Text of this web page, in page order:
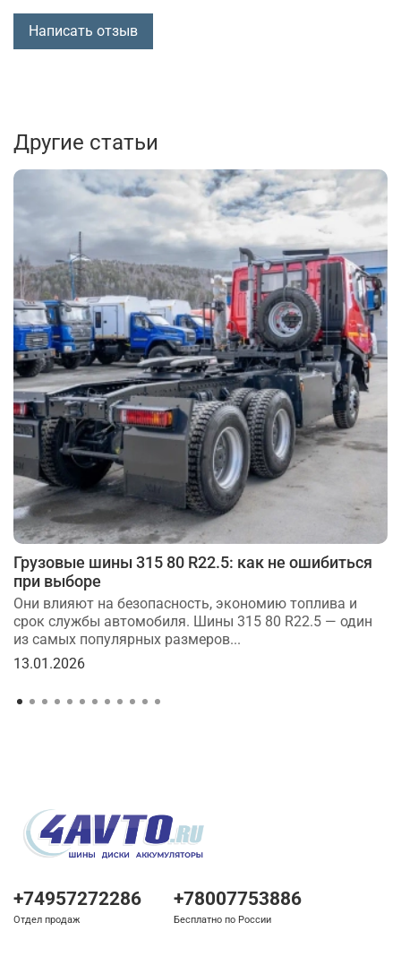
Написать отзыв
Другие статьи
Грузовые шины 315 80 R22.5: как не ошибиться
при выборе
Они влияют на безопасность, экономию топлива и
срок службы автомобиля. Шины 315 80 R22.5 — один
из самых популярных размеров...
13.01.2026
+74957272286
Отдел продаж
+78007753886
Бесплатно по России